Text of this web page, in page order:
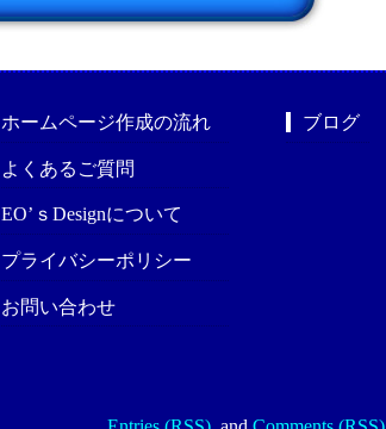
ホームページ作成の流れ
よくあるご質問
EO’ｓDesignについて
プライバシーポリシー
お問い合わせ
ブログ